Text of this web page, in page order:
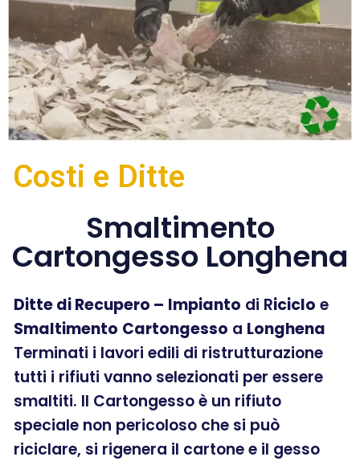
Costi e Ditte
Smaltimento
Cartongesso Longhena
Ditte di Recupero – Impianto di Riciclo e
Smaltimento Cartongesso a Longhena
Terminati i lavori edili di ristrutturazione
tutti i rifiuti vanno selezionati per essere
smaltiti. Il Cartongesso è un rifiuto
speciale non pericoloso che si può
riciclare, si rigenera il cartone e il gesso